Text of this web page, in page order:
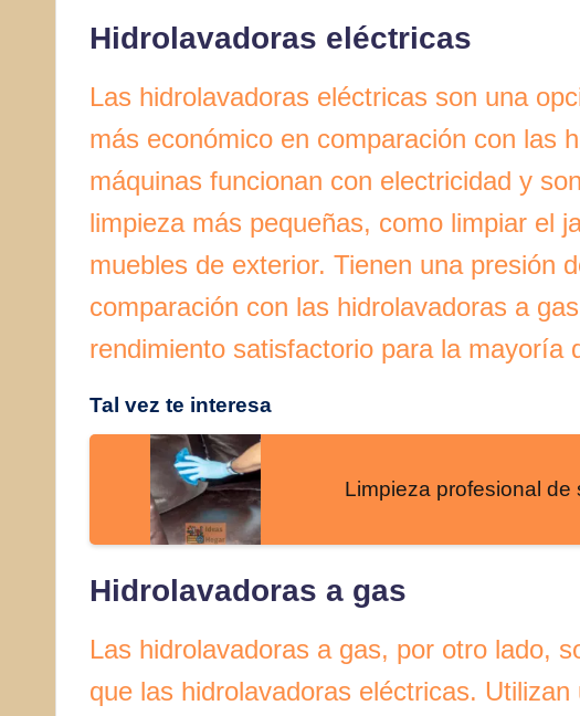
Hidrolavadoras eléctricas
Las hidrolavadoras eléctricas son una
más económico en comparación con las
máquinas funcionan con electricidad y
limpieza más pequeñas, como limpiar el
muebles de exterior. Tienen una presión
comparación con las hidrolavadoras a
rendimiento satisfactorio para la mayoría
Tal vez te interesa
Limpieza profesional
Hidrolavadoras a gas
Las hidrolavadoras a gas, por otro lado,
que las hidrolavadoras eléctricas.